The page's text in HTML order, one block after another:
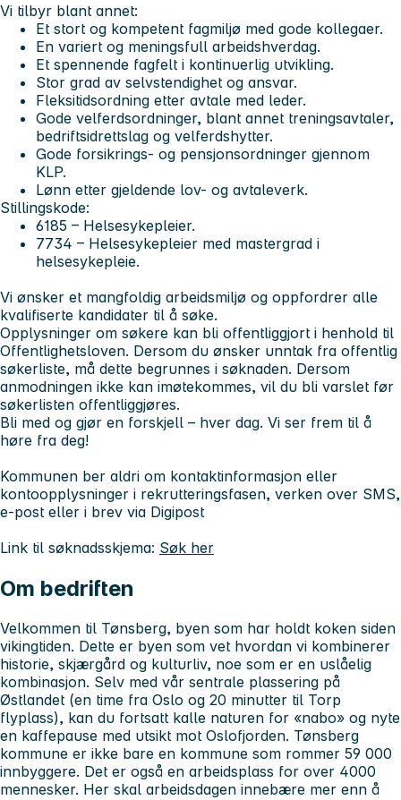
Vi tilbyr blant annet:
Et stort og kompetent fagmiljø med gode kollegaer.
En variert og meningsfull arbeidshverdag.
Et spennende fagfelt i kontinuerlig utvikling.
Stor grad av selvstendighet og ansvar.
Fleksitidsordning etter avtale med leder.
Gode velferdsordninger, blant annet treningsavtaler,
bedriftsidrettslag og velferdshytter.
Gode forsikrings- og pensjonsordninger gjennom
KLP.
Lønn etter gjeldende lov- og avtaleverk.
Stillingskode:
6185 – Helsesykepleier.
7734 – Helsesykepleier med mastergrad i
helsesykepleie.
Vi ønsker et mangfoldig arbeidsmiljø og oppfordrer alle
kvalifiserte kandidater til å søke.
Opplysninger om søkere kan bli offentliggjort i henhold til
Offentlighetsloven. Dersom du ønsker unntak fra offentlig
søkerliste, må dette begrunnes i søknaden. Dersom
anmodningen ikke kan imøtekommes, vil du bli varslet før
søkerlisten offentliggjøres.
Bli med og gjør en forskjell – hver dag. Vi ser frem til å
høre fra deg!
Kommunen ber aldri om kontaktinformasjon eller
kontoopplysninger i rekrutteringsfasen, verken over SMS,
e-post eller i brev via Digipost
Link til søknadsskjema: Søk her
Om bedriften
Velkommen til Tønsberg, byen som har holdt koken siden
vikingtiden. Dette er byen som vet hvordan vi kombinerer
historie, skjærgård og kulturliv, noe som er en uslåelig
kombinasjon. Selv med vår sentrale plassering på
Østlandet (en time fra Oslo og 20 minutter til Torp
flyplass), kan du fortsatt kalle naturen for «nabo» og nyte
en kaffepause med utsikt mot Oslofjorden. Tønsberg
kommune er ikke bare en kommune som rommer 59 000
innbyggere. Det er også en arbeidsplass for over 4000
mennesker. Her skal arbeidsdagen innebære mer enn å